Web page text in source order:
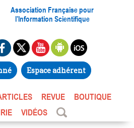
Association Française pour
l’Information Scientifique
Espace adhérent
REVUE
BOUTIQUE
VIDÉOS